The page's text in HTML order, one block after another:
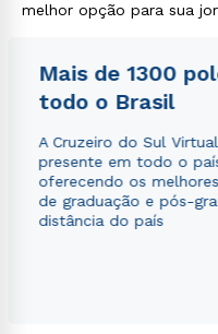
melhor opção para sua
Mais de 1300
todo o Brasil
A Cruzeiro do Sul
presente em todo o
oferecendo os
de graduação e pós-
distância do país